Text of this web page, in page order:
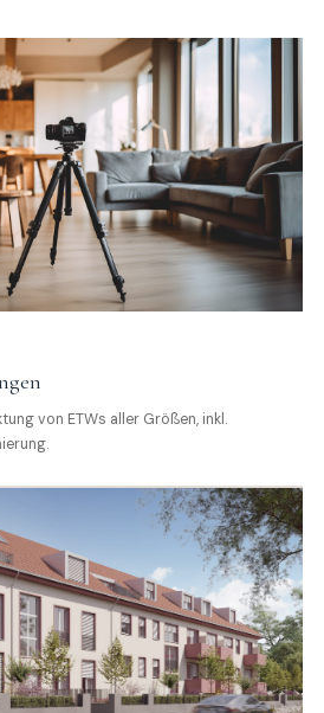
von ETWs aller Größen, inkl.